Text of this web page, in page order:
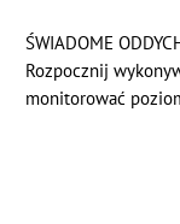
ŚWIADOME
Rozpocznij
monitorować